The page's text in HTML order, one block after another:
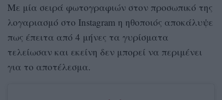
Με μία σειρά φωτογραφιών στον προσωπικό της
λογαριασμό στο Instagram η ηθοποιός αποκάλυψε
πως έπειτα από 4 μήνες τα γυρίσματα
τελείωσαν και εκείνη δεν μπορεί να περιμένει
για το αποτέλεσμα.